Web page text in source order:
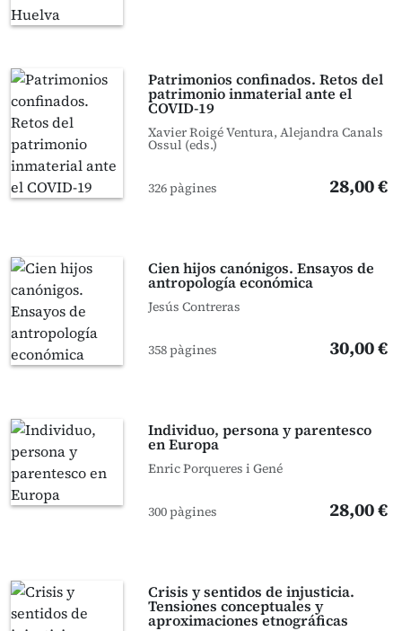
Patrimonios confinados. Retos del
patrimonio inmaterial ante el
COVID-19
Xavier Roigé Ventura, Alejandra Canals
Ossul (eds.)
326 pàgines 28,00 €
Cien hijos canónigos. Ensayos de
antropología económica
Jesús Contreras
358 pàgines 30,00 €
Individuo, persona y parentesco
en Europa
Enric Porqueres i Gené
300 pàgines 28,00 €
Crisis y sentidos de injusticia.
Tensiones conceptuales y
aproximaciones etnográficas